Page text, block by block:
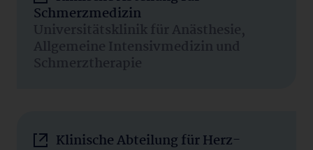
Schmerzmedizin
Universitätsklinik für Anästhesie,
Allgemeine Intensivmedizin und
Schmerztherapie
Klinische Abteilung für Herz-